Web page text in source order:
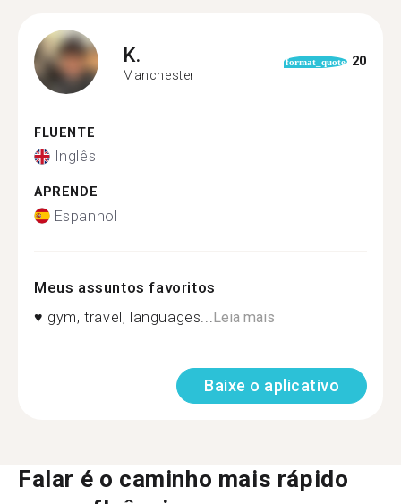
K.
Manchester
format_quote 20
FLUENTE
Inglês
APRENDE
Espanhol
Meus assuntos favoritos
♥️ gym, travel, languages... Leia mais
Baixe o aplicativo
Falar é o caminho mais rápido